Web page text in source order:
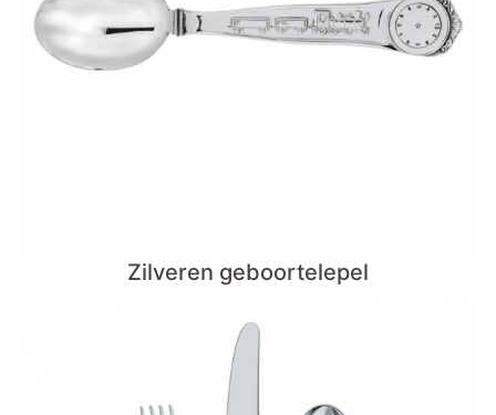
Zilveren geboortelepel